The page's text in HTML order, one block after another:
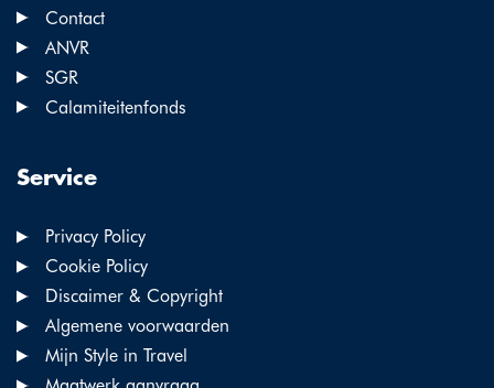
Contact
ANVR
SGR
Calamiteitenfonds
Service
Privacy Policy
Cookie Policy
Discaimer & Copyright
Algemene voorwaarden
Mijn Style in Travel